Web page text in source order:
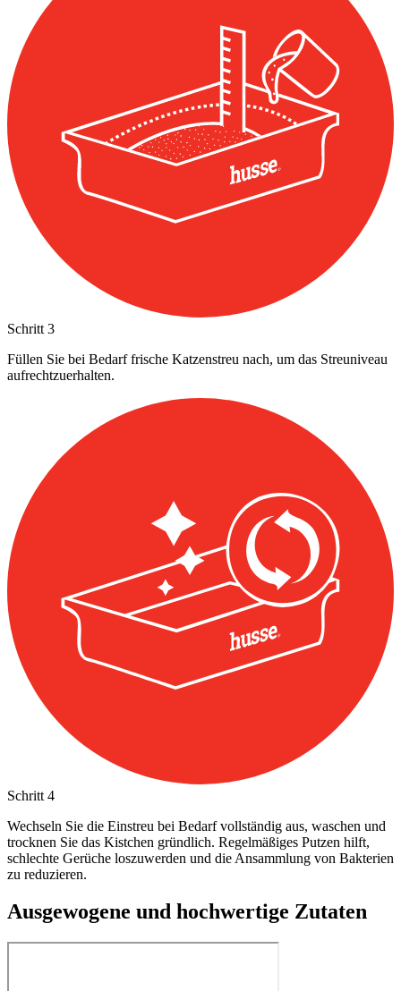
Schritt 3
Füllen Sie bei Bedarf frische Katzenstreu nach, um das Streuniveau
aufrechtzuerhalten.
Schritt 4
Wechseln Sie die Einstreu bei Bedarf vollständig aus, waschen und
trocknen Sie das Kistchen gründlich. Regelmäßiges Putzen hilft,
schlechte Gerüche loszuwerden und die Ansammlung von Bakterien
zu reduzieren.
Ausgewogene und hochwertige Zutaten